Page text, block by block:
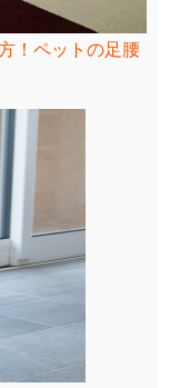
！ペットの足腰